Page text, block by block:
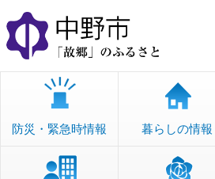
本
文
へ
移
防災・緊急時情報 暮らしの情報